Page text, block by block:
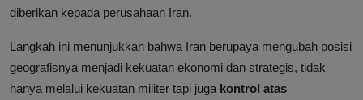
diberikan kepada perusahaan Iran.
Langkah ini menunjukkan bahwa Iran berupaya mengubah posisi
geografisnya menjadi kekuatan ekonomi dan strategis, tidak
hanya melalui kekuatan militer tapi juga kontrol atas